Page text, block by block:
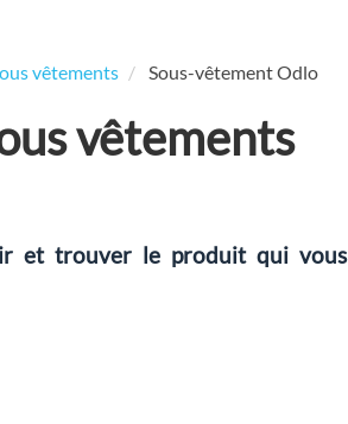
vêtements Sous-vêtement Odlo
vêtements
et trouver le produit qui vous